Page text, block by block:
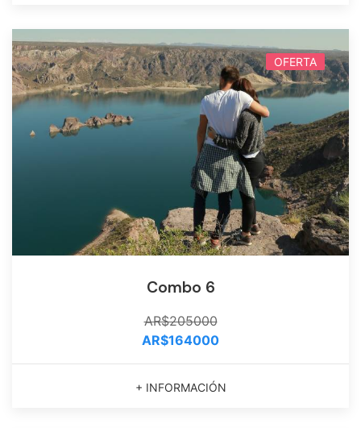
OFERTA
Combo 6
AR$205000
AR$164000
+ INFORMACIÓN